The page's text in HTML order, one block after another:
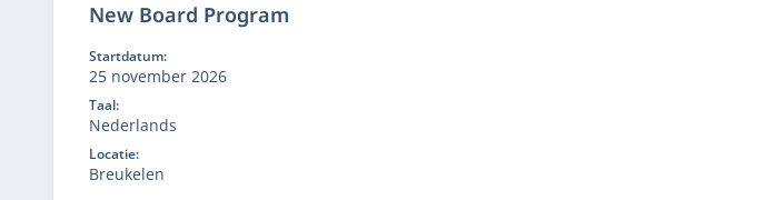
New Board Program
Startdatum:
25 november 2026
Taal:
Nederlands
Locatie:
Breukelen